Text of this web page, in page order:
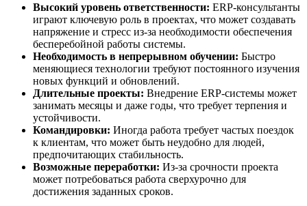
Высокий уровень ответственности: ERP-консультанты
играют ключевую роль в проектах, что может создавать
напряжение и стресс из-за необходимости обеспечения
бесперебойной работы системы.
Необходимость в непрерывном обучении: Быстро
меняющиеся технологии требуют постоянного изучения
новых функций и обновлений.
Длительные проекты: Внедрение ERP-системы может
занимать месяцы и даже годы, что требует терпения и
устойчивости.
Командировки: Иногда работа требует частых поездок
к клиентам, что может быть неудобно для людей,
предпочитающих стабильность.
Возможные переработки: Из-за срочности проекта
может потребоваться работа сверхурочно для
достижения заданных сроков.